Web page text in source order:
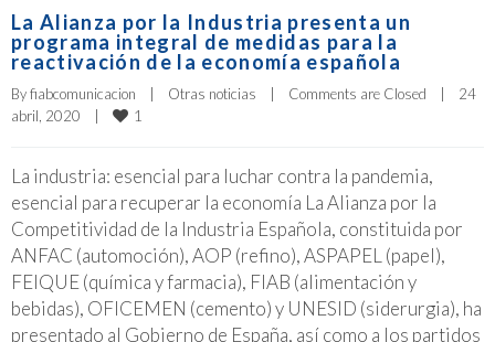
La Alianza por la Industria presenta un
programa integral de medidas para la
reactivación de la economía española
By fiabcomunicacion Otras noticias Comments are Closed
24
abril, 2020
1
La industria: esencial para luchar contra la pandemia,
esencial para recuperar la economía La Alianza por la
Competitividad de la Industria Española, constituida por
ANFAC (automoción), AOP (refino), ASPAPEL (papel),
FEIQUE (química y farmacia), FIAB (alimentación y
bebidas), OFICEMEN (cemento) y UNESID (siderurgia), ha
presentado al Gobierno de España, así como a los partidos